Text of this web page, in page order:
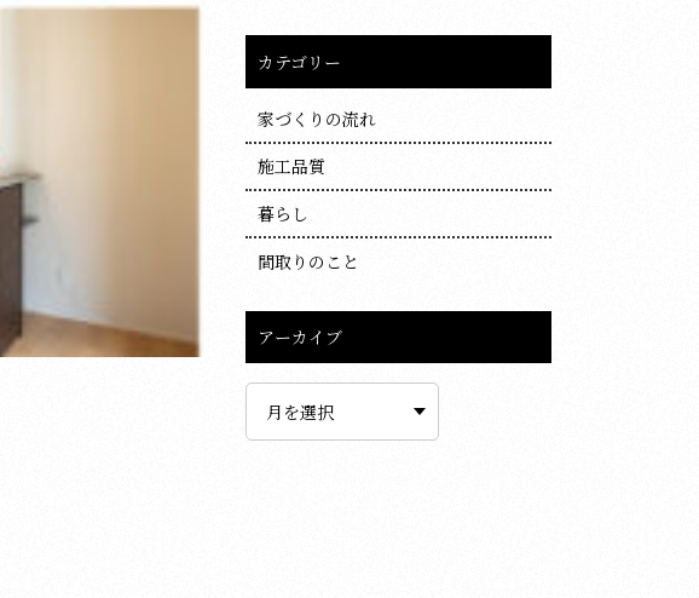
カテゴリー
家づくりの流れ
施工品質
暮らし
間取りのこと
アーカイブ
イ